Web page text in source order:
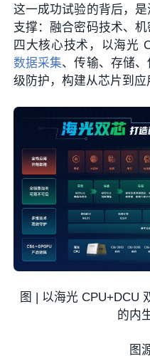
这一成功试验的背后，
支撑：融合密码技术、
四大核心技术，以海光
数据采集、传输、存储
级防护，构建从芯片到应
图 | 以海光 CPU+DCU
的内
图